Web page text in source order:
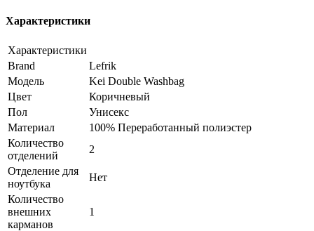
Характеристики
Характеристики
Brand
Lefrik
Модель
Kei Double Washbag
Цвет
Коричневый
Пол
Унисекс
Материал
100% Переработанный полиэстер
Количество
отделений
2
Отделение для
ноутбука
Нет
Количество
внешних
карманов
1